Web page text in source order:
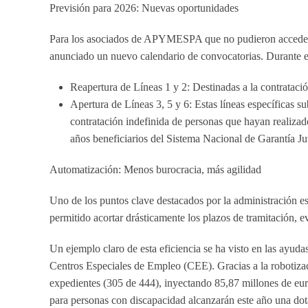
Previsión para 2026: Nuevas oportunidades
Para los asociados de APYMESPA que no pudieron
anunciado un nuevo calendario de convocatorias. Durante
Reapertura de Líneas 1 y 2: Destinadas a la
Apertura de Líneas 3, 5 y 6: Estas líneas específicas
contratación indefinida de personas que hayan
años beneficiarios del Sistema Nacional de Garantía
Automatización: Menos burocracia, más agilidad
Uno de los puntos clave destacados por la administración
permitido acortar drásticamente los plazos de tramitación,
Un ejemplo claro de esta eficiencia se ha visto en las
Centros Especiales de Empleo (CEE). Gracias a la
expedientes (305 de 444), inyectando 85,87 millones de
para personas con discapacidad alcanzarán este año una